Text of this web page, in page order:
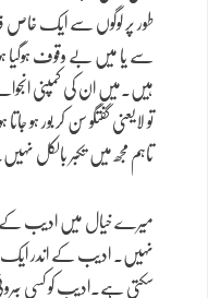
طور پر لوگوں سے ایک خاص
سے یا میں بے وقوف
ہیں۔میں ان کی کمپنی
تو لایعنی گفتگو سن کر بور ہو
تاہم مجھ میں تکبر بالکل نہیں۔
میرے خیال میں ادیب کے
نہیں۔ ادیب کے اندر ایک
سکتی ہے۔ادیب کو کسی